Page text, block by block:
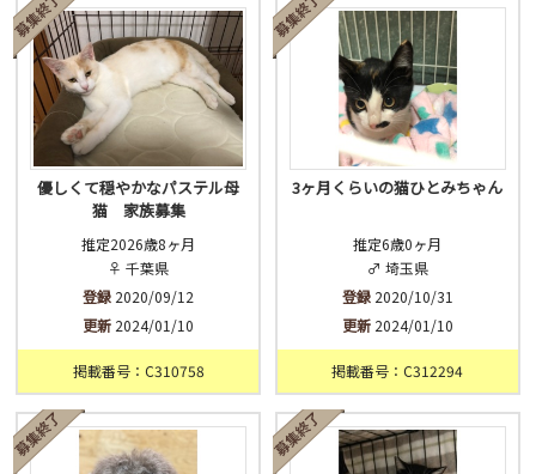
優しくて穏やかなパステル母
猫 家族募集
推定2026歳8ヶ月
♀ 千葉県
登録 2020/09/12
更新 2024/01/10
掲載番号：C310758
3ヶ月くらいの猫ひとみちゃん
推定6歳0ヶ月
♂ 埼玉県
登録2020/10/31
更新2024/01/10
掲載番号：C312294